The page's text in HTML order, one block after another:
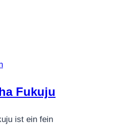
Fukuju
ist ein fein